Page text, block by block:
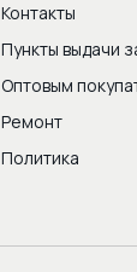
Контакты
Пункты выдачи
Оптовым
Ремонт
Политика